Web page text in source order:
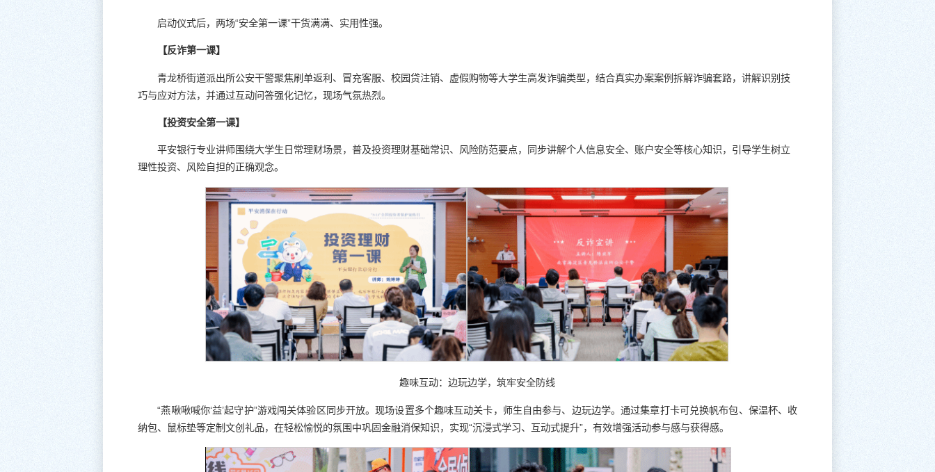
启动仪式后，两场“安全第一课”干货满满、实用性强。
【反诈第一课】
青龙桥街道派出所公安干警聚焦刷单返利、冒充客服、校园贷注销、虚假购物等大学生高发诈骗类型，结合真实办案案例拆解诈骗套路，讲解识别技
巧与应对方法，并通过互动问答强化记忆，现场气氛热烈。
【投资安全第一课】
平安银行专业讲师围绕大学生日常理财场景，普及投资理财基础常识、风险防范要点，同步讲解个人信息安全、账户安全等核心知识，引导学生树立
理性投资、风险自担的正确观念。
趣味互动：边玩边学，筑牢安全防线
“燕啾啾喊你‘益’起守护”游戏闯关体验区同步开放。现场设置多个趣味互动关卡，师生自由参与、边玩边学。通过集章打卡可兑换帆布包、保温杯、收
纳包、鼠标垫等定制文创礼品，在轻松愉悦的氛围中巩固金融消保知识，实现“沉浸式学习、互动式提升”，有效增强活动参与感与获得感。